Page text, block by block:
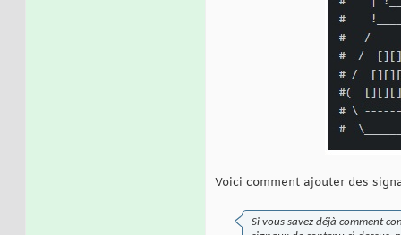
Voici comment ajouter des
Si vous savez déjà comment